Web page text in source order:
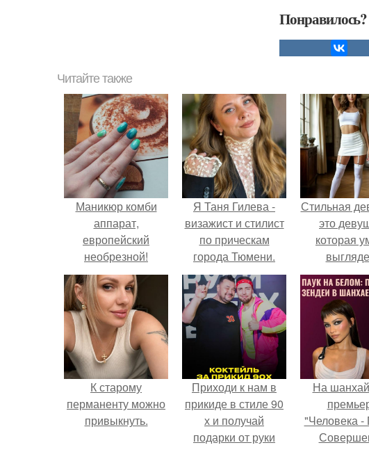
Понравилось?
Читайте также
Маникюр комби
аппарат,
европейский
необрезной!
Я Таня Гилева -
визажист и стилист
по прическам
города Тюмени.
Стильная
это
которая
элегантно в
ситуации.
К старому
перманенту можно
привыкнуть.
Приходи к нам в
прикиде в стиле 90
х и получай
подарки от руки
На
"Человека -